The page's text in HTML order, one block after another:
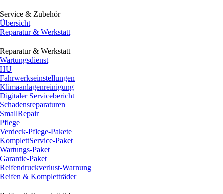
Service & Zubehör
Übersicht
Reparatur & Werkstatt
Reparatur & Werkstatt
Wartungsdienst
HU
Fahrwerkseinstellungen
Klimaanlagenreinigung
Digitaler Servicebericht
Schadensreparaturen
SmallRepair
Pflege
Verdeck-Pflege-Pakete
KomplettService-Paket
Wartungs-Paket
Garantie-Paket
Reifendruckverlust-Warnung
Reifen & Kompletträder